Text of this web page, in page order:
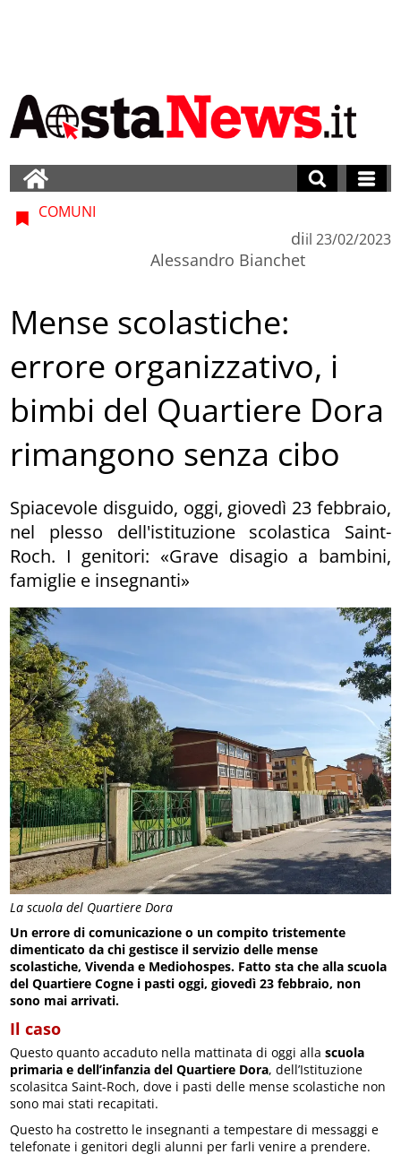
La scuola del Quartiere Dora
COMUNI
di
Alessandro Bianchet
il 23/02/2023
Mense scolastiche:
errore organizzativo, i
bimbi del Quartiere Dora
rimangono senza cibo
Spiacevole disguido, oggi, giovedì 23 febbraio,
nel plesso dell'istituzione scolastica Saint-
Roch. I genitori: «Grave disagio a bambini,
famiglie e insegnanti»
Un errore di comunicazione o un compito tristemente
dimenticato da chi gestisce il servizio delle mense
scolastiche, Vivenda e Mediohospes. Fatto sta che alla scuola
del Quartiere Cogne i pasti oggi, giovedì 23 febbraio, non
sono mai arrivati.
Il caso
Questo quanto accaduto nella mattinata di oggi allascuola
primaria e dell’infanzia del Quartiere Dora, dell’Istituzione
scolasitca Saint-Roch, dove i pasti delle mense scolastiche non
sono mai stati recapitati.
Questo ha costretto le insegnanti a tempestare di messaggi e
telefonate i genitori degli alunni per farli venire a prendere.